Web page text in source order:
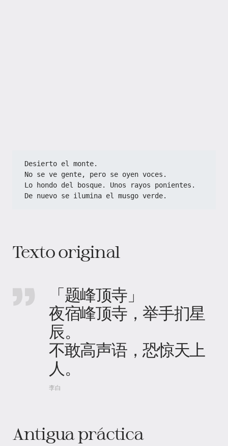
Desierto el monte.
No se ve gente, pero se oyen voces.
Lo hondo del bosque. Unos rayos ponientes.
De nuevo se ilumina el musgo verde.
Texto original
「题峰顶寺」
夜宿峰顶寺，举手扪星
辰。
不敢高声语，恐惊天上
人。
李白
Antigua práctica